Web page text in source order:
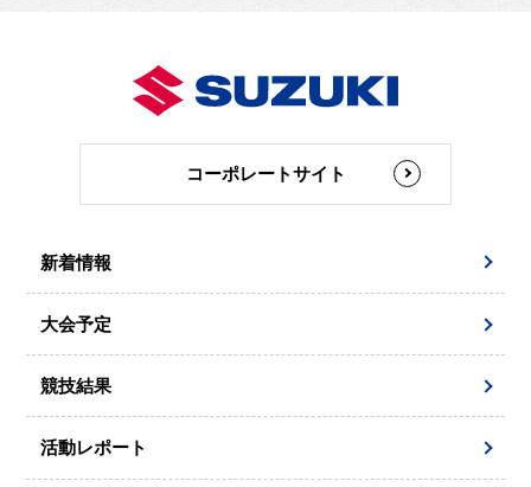
コーポレートサイト
新着情報
大会予定
競技結果
活動レポート